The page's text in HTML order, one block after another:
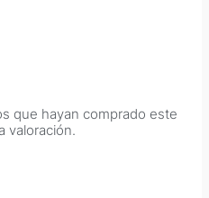
que hayan comprado este
valoración.